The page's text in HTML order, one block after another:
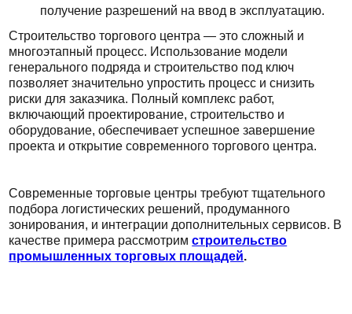
получение разрешений на ввод в эксплуатацию.
Строительство торгового центра — это сложный и
многоэтапный процесс. Использование модели
генерального подряда и строительство под ключ
позволяет значительно упростить процесс и снизить
риски для заказчика. Полный комплекс работ,
включающий проектирование, строительство и
оборудование, обеспечивает успешное завершение
проекта и открытие современного торгового центра.
Современные торговые центры требуют тщательного
подбора логистических решений, продуманного
зонирования, и интеграции дополнительных сервисов. В
качестве примера рассмотримстроительство
промышленных торговых площадей.